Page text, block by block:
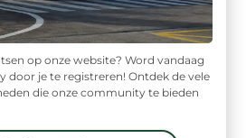
op onze website? Word vandaag
door je te registreren! Ontdek de vele
die onze community te bieden